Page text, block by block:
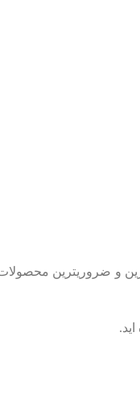
گرفتیم تا بهترین و